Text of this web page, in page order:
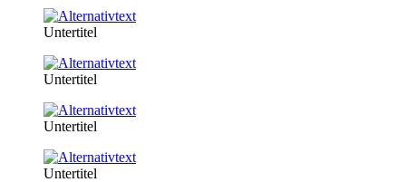
Untertitel
Untertitel
Untertitel
Untertitel